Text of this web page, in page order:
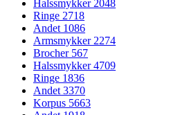
Halssmykker2048
Ringe 2718
Andet 1086
Armsmykker2274
Brocher 567
Halssmykker4709
Ringe 1836
Andet3370
Korpus 5663